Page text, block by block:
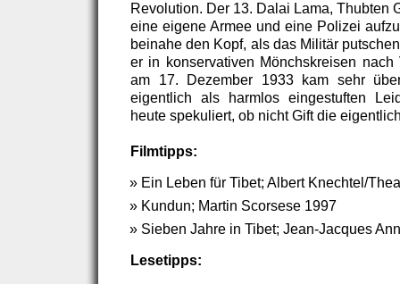
Revolution. Der 13. Dalai Lama, Thubten
eine eigene Armee und eine Polizei
beinahe den Kopf, als das Militär
er in konservativen Mönchskreisen nach
am 17. Dezember 1933 kam sehr
eigentlich als harmlos eingestuften
heute spekuliert, ob nicht Gift die
Filmtipps:
Ein Leben für Tibet; Albert Knechtel/
Kundun; Martin Scorsese 1997
Sieben Jahre in Tibet; Jean-Jacques
Lesetipps: